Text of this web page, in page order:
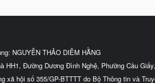
NGUYỄN THẢO DIỄM HẰNG
HH1, Đường Dương Đình Nghệ, Phường Cầu
xã hội số 355/GP-BTTTT do Bộ Thông tin và